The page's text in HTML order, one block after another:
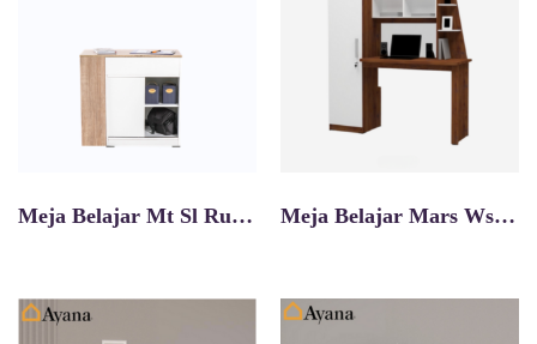
Meja Belajar Mt Sl Rubik Meja Belajar Mars Ws 102